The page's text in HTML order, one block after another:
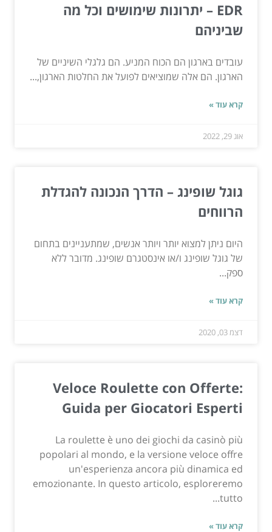
EDR – יתרונות שימושים וכל מה
שביניהם
עובדים בארגון הם הכוח המניע. הם גלגלי השיניים של
הארגון. הם אלה שמוציאים לפועל את החלטות הארגון,...
קרא עוד »
אוג 29, 2022
גוגל שופינג – הדרך הנכונה להגדלת
הרווחים
היום ניתן למצוא יותר ויותר אנשים, שמתעניינים בתחום
של גוגל שופינג ו/או אינסטגרם שופינג. מדובר ללא
ספק...
קרא עוד »
דצמ 03, 2020
Veloce Roulette con Offerte:
Guida per Giocatori Esperti
La roulette è uno dei giochi da casinò più
popolari al mondo, e la versione veloce offre
un'esperienza ancora più dinamica ed
emozionante. In questo articolo, esploreremo
tutto...
קרא עוד »